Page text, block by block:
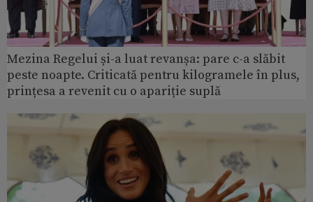
Mezina Regelui și-a luat revanșa: pare c-a slăbit
peste noapte. Criticată pentru kilogramele în plus,
prințesa a revenit cu o apariție suplă